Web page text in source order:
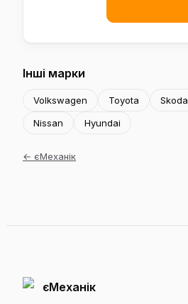
Інші марки
Volkswagen Toyota Skoda
Nissan
Hyundai
← єМеханік
єМеханік